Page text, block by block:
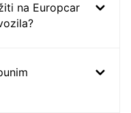
na Europcar